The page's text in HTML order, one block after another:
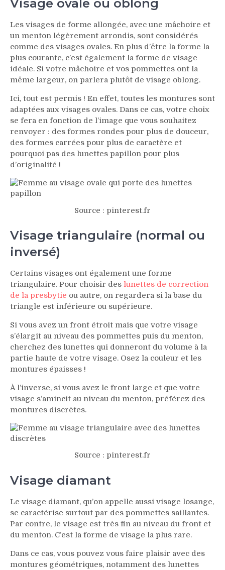
Visage ovale ou oblong
Les visages de forme allongée, avec une mâchoire et
un menton légèrement arrondis, sont considérés
comme des visages ovales. En plus d’être la forme la
plus courante, c’est également la forme de visage
idéale. Si votre mâchoire et vos pommettes ont la
même largeur, on parlera plutôt de visage oblong.
Ici, tout est permis ! En effet, toutes les montures sont
adaptées aux visages ovales. Dans ce cas, votre choix
se fera en fonction de l’image que vous souhaitez
renvoyer : des formes rondes pour plus de douceur,
des formes carrées pour plus de caractère et
pourquoi pas des lunettes papillon pour plus
d’originalité !
Source : pinterest.fr
Visage triangulaire (normal ou
inversé)
Certains visages ont également une forme
triangulaire. Pour choisir des lunettes de correction
de la presbytie ou autre, on regardera si la base du
triangle est inférieure ou supérieure.
Si vous avez un front étroit mais que votre visage
s’élargit au niveau des pommettes puis du menton,
cherchez des lunettes qui donneront du volume à la
partie haute de votre visage. Osez la couleur et les
montures épaisses !
À l’inverse, si vous avez le front large et que votre
visage s’amincit au niveau du menton, préférez des
montures discrètes.
Source : pinterest.fr
Visage diamant
Le visage diamant, qu’on appelle aussi visage losange,
se caractérise surtout par des pommettes saillantes.
Par contre, le visage est très fin au niveau du front et
du menton. C’est la forme de visage la plus rare.
Dans ce cas, vous pouvez vous faire plaisir avec des
montures géométriques, notamment des lunettes